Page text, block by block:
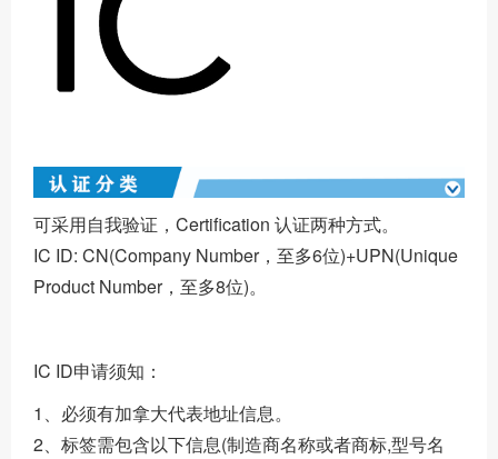
可采用自我验证，Certification 认证两种方式。
IC ID: CN(Company Number，至多6位)+UPN(Unique
Product Number，至多8位)。
IC ID申请须知：
1、必须有加拿大代表地址信息。
2、标签需包含以下信息(制造商名称或者商标,型号名